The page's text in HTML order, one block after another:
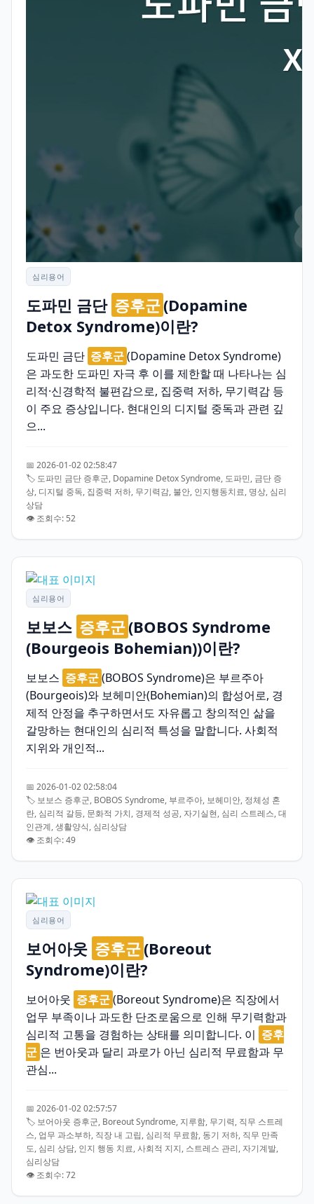
심리용어
도파민 금단 증후군(Dopamine
Detox Syndrome)이란?
도파민 금단 증후군(Dopamine Detox Syndrome)
은 과도한 도파민 자극 후 이를 제한할 때 나타나는 심
리적·신경학적 불편감으로, 집중력 저하, 무기력감 등
이 주요 증상입니다. 현대인의 디지털 중독과 관련 깊
으...
📅 2026-01-02 02:58:47
🏷️ 도파민 금단 증후군, Dopamine Detox Syndrome, 도파민, 금단 증
상, 디지털 중독, 집중력 저하, 무기력감, 불안, 인지행동치료, 명상, 심리
상담
👁️ 조회수: 52
심리용어
보보스 증후군(BOBOS Syndrome
(Bourgeois Bohemian))이란?
보보스 증후군(BOBOS Syndrome)은 부르주아
(Bourgeois)와 보헤미안(Bohemian)의 합성어로, 경
제적 안정을 추구하면서도 자유롭고 창의적인 삶을
갈망하는 현대인의 심리적 특성을 말합니다. 사회적
지위와 개인적...
📅 2026-01-02 02:58:04
🏷️ 보보스 증후군, BOBOS Syndrome, 부르주아, 보헤미안, 정체성 혼
란, 심리적 갈등, 문화적 가치, 경제적 성공, 자기실현, 심리 스트레스, 대
인관계, 생활양식, 심리상담
👁️ 조회수: 49
심리용어
보어아웃 증후군(Boreout
Syndrome)이란?
보어아웃 증후군(Boreout Syndrome)은 직장에서
업무 부족이나 과도한 단조로움으로 인해 무기력함과
심리적 고통을 경험하는 상태를 의미합니다. 이 증후
군 은 번아웃과 달리 과로가 아닌 심리적 무료함과 무
관심...
📅 2026-01-02 02:57:57
🏷️ 보어아웃 증후군, Boreout Syndrome, 지루함, 무기력, 직무 스트레
스, 업무 과소부하, 직장 내 고립, 심리적 무료함, 동기 저하, 직무 만족
도, 심리 상담, 인지 행동 치료, 사회적 지지, 스트레스 관리, 자기계발,
심리상담
👁️ 조회수: 72